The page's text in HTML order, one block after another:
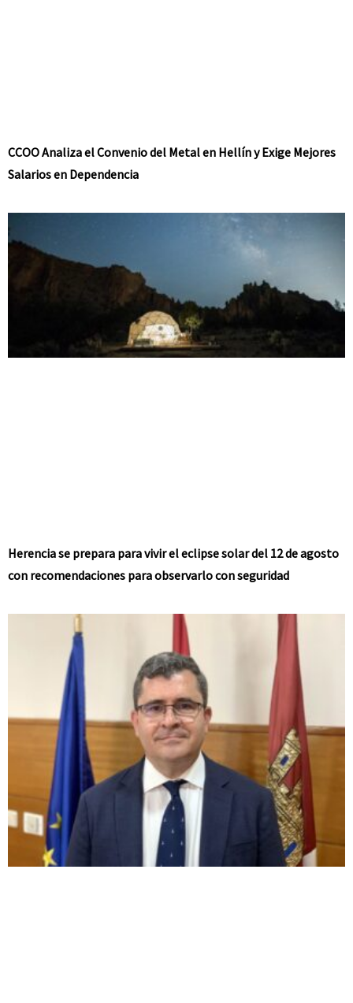
CCOO Analiza el Convenio del Metal en Hellín y Exige Mejores
Salarios en Dependencia
Herencia se prepara para vivir el eclipse solar del 12 de agosto
con recomendaciones para observarlo con seguridad